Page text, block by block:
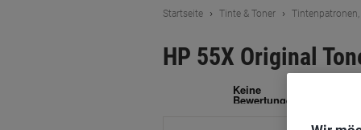
Startseite Tinte & Toner
HP 55X Original